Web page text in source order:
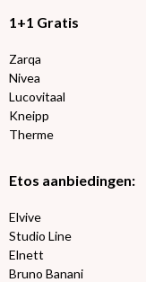
1+1 Gratis
Zarqa
Nivea
Lucovitaal
Kneipp
Therme
Etos aanbiedingen:
Elvive
Studio Line
Elnett
Bruno Banani